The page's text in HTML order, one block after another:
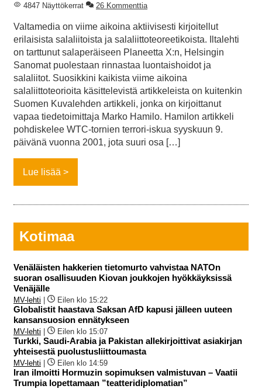
4847 Näyttökerrat
26 Kommenttia
Valtamedia on viime aikoina aktiivisesti kirjoitellut
erilaisista salaliitoista ja salaliittoteoreetikoista. Iltalehti
on tarttunut salaperäiseen Planeetta X:n, Helsingin
Sanomat puolestaan rinnastaa luontaishoidot ja
salaliitot. Suosikkini kaikista viime aikoina
salaliittoteorioita käsittelevistä artikkeleista on kuitenkin
Suomen Kuvalehden artikkeli, jonka on kirjoittanut
vapaa tiedetoimittaja Marko Hamilo. Hamilon artikkeli
pohdiskelee WTC-tornien terrori-iskua syyskuun 9.
päivänä vuonna 2001, jota suuri osa […]
Lue lisää
Kotimaa
Venäläisten hakkerien tietomurto vahvistaa NATOn
suoran osallisuuden Kiovan joukkojen hyökkäyksissä
Venäjälle
MV-lehti Eilen klo 15:22
Globalistit haastava Saksan AfD kapusi jälleen uuteen
kansansuosion ennätykseen
MV-lehti Eilen klo 15:07
Turkki, Saudi-Arabia ja Pakistan allekirjoittivat asiakirjan
yhteisestä puolustusliittoumasta
MV-lehti Eilen klo 14:59
Iran ilmoitti Hormuzin sopimuksen valmistuvan – Vaatii
Trumpia lopettamaan ”teatteridiplomatian”